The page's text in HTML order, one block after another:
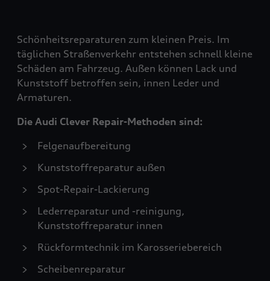
Schönheitsreparaturen zum kleinen Preis. Im
täglichen Straßenverkehr entstehen schnell kleine
Schäden am Fahrzeug. Außen können Lack und
Kunststoff betroffen sein, innen Leder und
Armaturen.
Die Audi Clever Repair-Methoden sind:
Felgenaufbereitung
Kunststoffreparatur außen
Spot-Repair-Lackierung
Lederreparatur und -reinigung,
Kunststoffreparatur innen
Rückformtechnik im Karosseriebereich
Scheibenreparatur